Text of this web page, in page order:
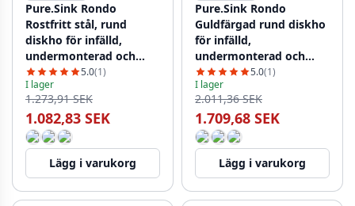
Pure.Sink Rondo
Rostfritt stål, rund
diskho för infälld,
undermonterad och
påbyggd installation, 37
cm, PRN38-02
5.0(1)
I lager
1.273,91 SEK
1.082,83 SEK
Lägg i varukorg
Pure.Sink Rondo
Guldfärgad rund diskho
för infälld,
undermonterad och
påbyggd installation, 37
cm RD375-Gold
5.0(1)
I lager
2.011,36 SEK
1.709,68 SEK
Lägg i varukorg